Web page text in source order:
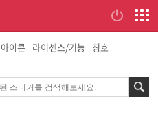
아이콘 라이센스/기능 칭호